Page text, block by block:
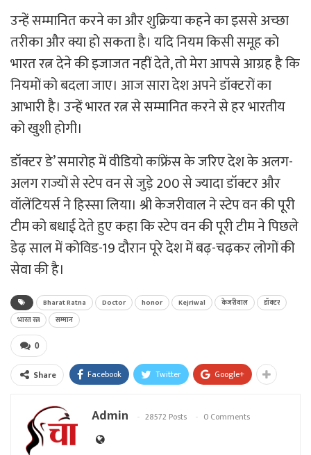
उन्हें सम्मानित करने का और शुक्रिया कहने का इससे अच्छा
तरीका और क्या हो सकता है। यदि नियम किसी समूह को
भारत रत्न देने की इजाजत नहीं देते, तो मेरा आपसे आग्रह है कि
नियमों को बदला जाए। आज सारा देश अपने डॉक्टरों का
आभारी है। उन्हें भारत रत्न से सम्मानित करने से हर भारतीय
को खुशी होगी।
डॉक्टर डे’ समारोह में वीडियो कांफ्रेंस के जरिए देश के अलग-
अलग राज्यों से स्टेप वन से जुड़े 200 से ज्यादा डॉक्टर और
वॉलेंटियर्स ने हिस्सा लिया। श्री केजरीवाल ने स्टेप वन की पूरी
टीम को बधाई देते हुए कहा कि स्टेप वन की पूरी टीम ने पिछले
डेढ़ साल में कोविड-19 दौरान पूरे देश में बढ़-चढ़कर लोगों की
सेवा की है।
Bharat Ratna Doctor honor Kejriwal केजरीवाल
डॉक्टर
भारत रत्न
सम्मान
0
Share Facebook Twitter Google+
Admin 28572 Posts 0 Comments